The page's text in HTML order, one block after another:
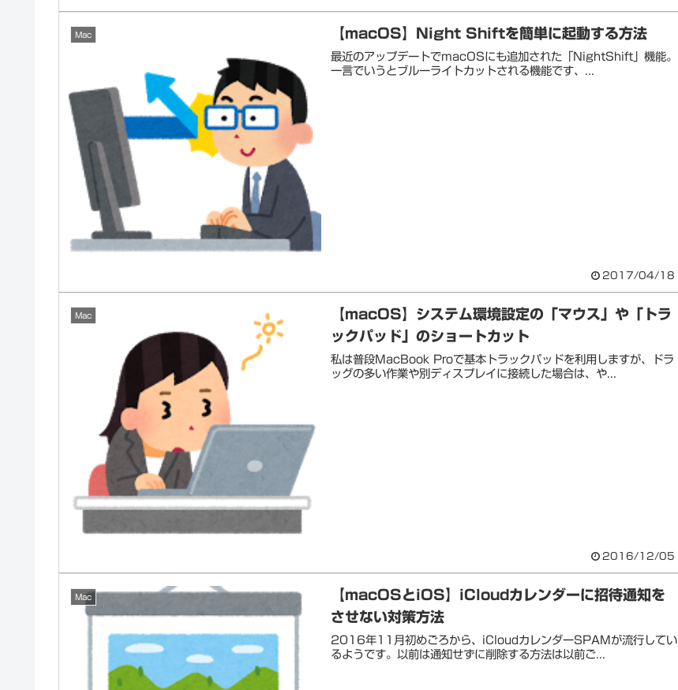
Mac 【macOS】Night Shiftを簡単に起動する方法
最近のアップデートでmacOSにも追加された「NightShift」機能。
一言でいうとブルーライトカットされる機能です、...
2017/04/18
Mac
【macOS】システム環境設定の「マウス」や「トラ
ックパッド」のショートカット
私は普段MacBook Proで基本トラックパッドを利用しますが、ドラ
ッグの多い作業や別ディスプレイに接続した場合は、や...
2016/12/05
Mac
【macOSとiOS】iCloudカレンダーに招待通知を
させない対策方法
2016年11月初めごろから、iCloudカレンダーSPAMが流行してい
るようです。以前は通知せずに削除する方法は以前ご...